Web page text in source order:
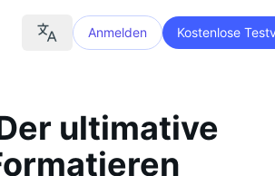
Anmelden Kostenlose
ultimative